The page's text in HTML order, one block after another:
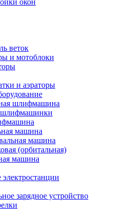
окон
веток
и мотоблоки
и аэраторы
шлифмашина
машина
машина
(орбитальная)
машина
зарядное устройство